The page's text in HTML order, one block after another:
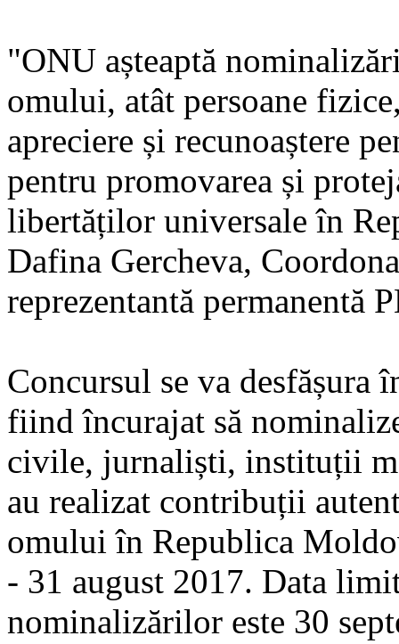
"ONU așteaptă
omului, atât persoane
apreciere și recunoaștere
pentru promovarea și
libertăților universale în
Dafina Gercheva,
reprezentantă permanentă
Concursul se va desfășura
fiind încurajat să
civile, jurnaliști, instituții
au realizat contribuții
omului în Republica
- 31 august 2017. Data
nominalizărilor este 30